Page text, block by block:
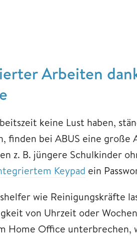
Arbeiten
keine Lust haben,
finden bei ABUS eine große
z. B. jüngere Schulkinder
Keypad ein
wie Reinigungskräfte
von Uhrzeit oder
Home Office unterbrechen,